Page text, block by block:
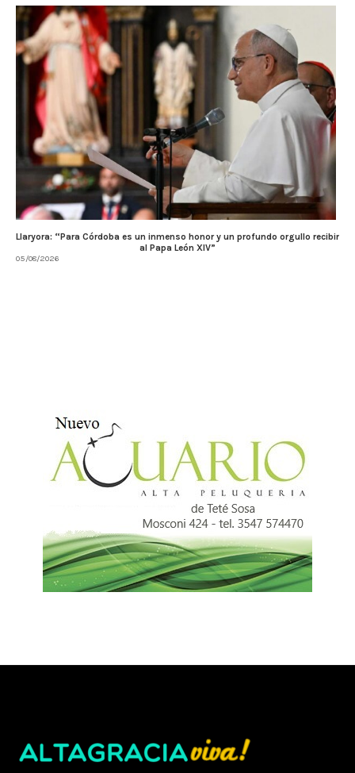
Llaryora: “Para Córdoba es un inmenso honor y un profundo orgullo recibir
al Papa León XIV”
05/08/2026